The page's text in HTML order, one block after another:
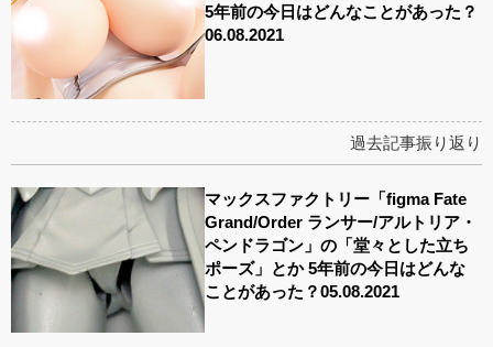
5年前の今日はどんなことがあった？
06.08.2021
過去記事振り返り
マックスファクトリー「figma Fate
Grand/Order ランサー/アルトリア・
ペンドラゴン」の「堂々とした立ち
ポーズ」とか 5年前の今日はどんな
ことがあった？05.08.2021